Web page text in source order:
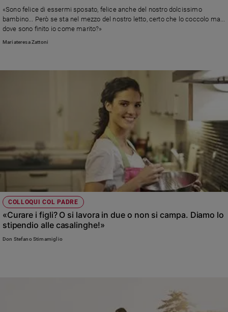
«Sono felice di essermi sposato, felice anche del nostro dolcissimo
bambino... Però se sta nel mezzo del nostro letto, certo che lo coccolo ma...
dove sono finito io come marito?»
Mariateresa Zattoni
COLLOQUI COL PADRE
«Curare i figli? O si lavora in due o non si campa. Diamo lo
stipendio alle casalinghe!»
Don Stefano Stimamiglio